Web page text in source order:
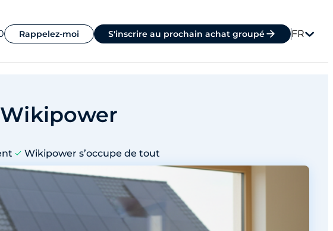
Rappelez-moi S'inscrire au prochain achat groupé FR
Wikipower s’occupe de tout